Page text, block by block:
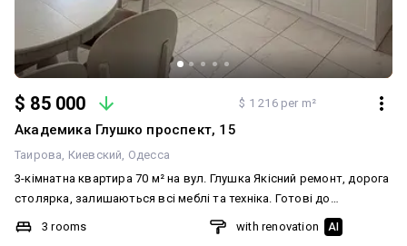
$ 85 000 $ 1 216 per m²
Академика Глушко проспект, 15
Таирова Киевский Одесса
3-кімнатна квартира 70 м² на вул. Глушка Якісний ремонт, дорога
столярка, залишаються всі меблі та техніка. Готові до
державних програм.
3 rooms
with renovation AI